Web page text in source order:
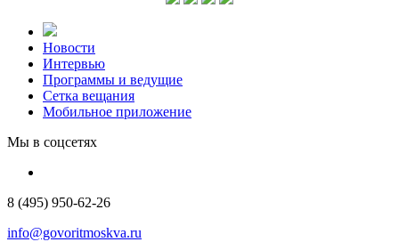
Новости
Интервью
Программы и ведущие
Сетка вещания
Мобильное приложение
Мы в соцсетях
8 (495) 950-62-26
info@govoritmoskva.ru